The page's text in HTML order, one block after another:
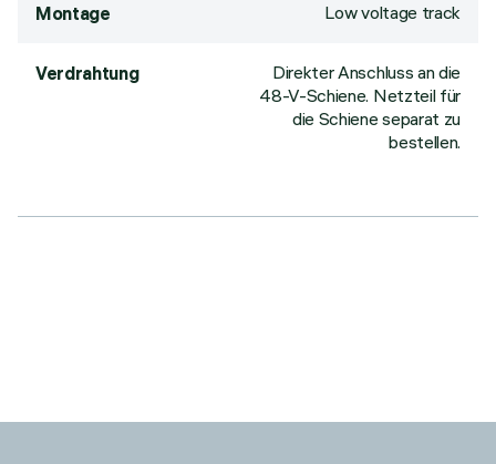
Montage Low voltage track
Verdrahtung
Direkter Anschluss an die
48-V-Schiene. Netzteil für
die Schiene separat zu
bestellen.